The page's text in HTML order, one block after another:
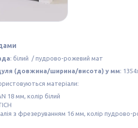
: білий / пудрово-рожевий мат
(довжина/ширина/висота) у мм:
матеріали:
18 мм, колір білий
з фрезеруванням 16 мм, колір пудрово-